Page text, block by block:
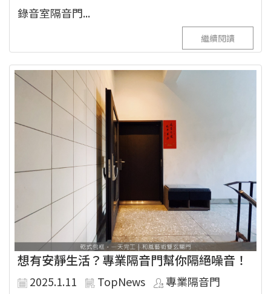
錄音室隔音門...
繼續閱讀
想有安靜生活？專業隔音門幫你隔絕噪音！
2025.1.11 TopNews
專業隔音門